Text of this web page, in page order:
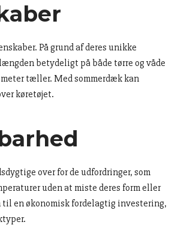
På grund af deres unikke
betydeligt på både tørre og våde
tæller. Med sommerdæk kan
køretøjet.
over for de udfordringer, som
uden at miste deres form eller
en økonomisk fordelagtig investering,